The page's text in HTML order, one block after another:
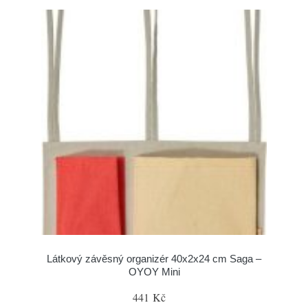
Látkový závěsný organizér 40x2x24 cm Saga –
OYOY Mini
441 Kč